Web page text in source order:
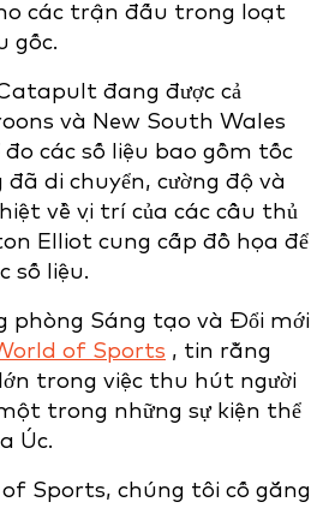
các trận đấu trong loạt
gốc.
đang được cả
và New South Wales
đo các số liệu bao gồm tốc
di chuyển, cường độ và
về vị trí của các cầu thủ
Elliot cung cấp đồ họa để
số liệu.
phòng Sáng tạo và Đổi mới
of Sports , tin rằng
trong việc thu hút người
trong những sự kiện thể
Úc.
of Sports, chúng tôi cố gắng